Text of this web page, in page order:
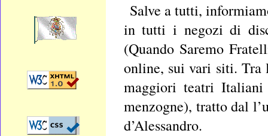
Salve a tutti,
in tutti i negozi di
(Quando Saremo
online, sui vari siti. Tra
maggiori teatri Italiani
menzogne), tratto dal
d’Alessandro.